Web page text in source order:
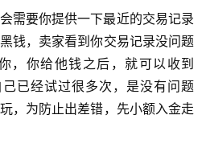
需要你提供一下最近的交易记录
钱，卖家看到你交易记录没问题
，你给他钱之后，就可以收到
已经试过很多次，是没有问题
，为防止出差错，先小额入金走